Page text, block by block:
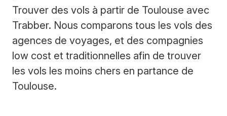
Trouver des vols à partir de Toulouse avec
Trabber. Nous comparons tous les vols des
agences de voyages, et des compagnies
low cost et traditionnelles afin de trouver
les vols les moins chers en partance de
Toulouse.